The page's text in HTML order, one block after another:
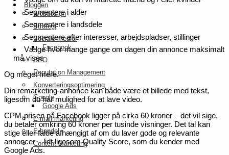
Bloggen
Webdesign
Strategi
Sociale medier
Facebook
SEO
Reputation Management
Konverteringsoptimering
Google
Google Ads
E-mail marketing
E-handel
Content Marketing
Segmentere i alder
Segmentere i landsdele
Segmentere efter interesser, arbejdspladser, stillinger
Vælge hvor mange gange om dagen din annonce maksimalt
må vises
Og meget mere.
Din remarketing-annonce kan både være et billede med tekst,
ligesom du har mulighed for at lave video.
CPM-prisen på Facebook ligger på cirka 60 kroner – det vil sige,
du betaler omkring 60 kroner per tusinde visninger. Det tal kan
stige eller falde afhængigt af om du laver gode og relevante
annoncer – lidt ligesom Quality Score, som du kender med
Google Ads.